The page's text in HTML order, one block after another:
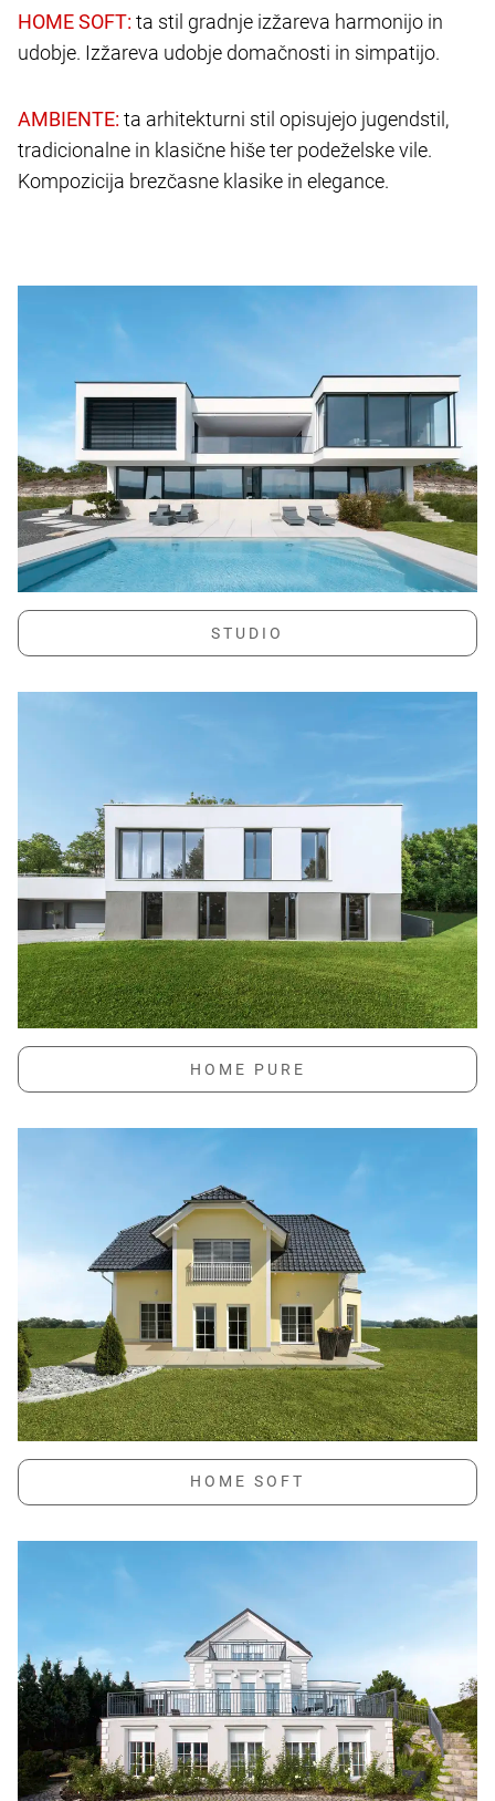
ta stil gradnje izžareva harmonijo in
udobje. Izžareva udobje domačnosti in simpatijo.
ta arhitekturni stil opisujejo jugendstil,
tradicionalne in klasične hiše ter podeželske vile.
Kompozicija brezčasne klasike in elegance.